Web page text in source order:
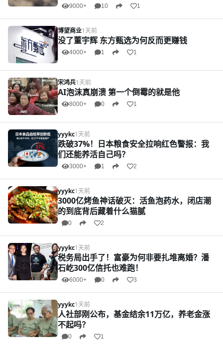
9000+ 10 1
博望商业1天前
没了董宇辉 东方甄选为何反而更赚钱
4000+ 1 1
宋鸿兵1天前
AI泡沫真崩溃 第一个倒霉的就是他
8000+ 0 1
yyykc1天前
跌破37%！日本粮食安全拉响红色警报：我
们还能养活自己吗？
3000+ 1 2
yyykc1天前
3000亿烤鱼神话破灭：活鱼泡药水，闭店潮
的到底背后藏着什么猫腻
0 2
yyykc1天前
税务局出手了！富豪为何非要扎堆离婚？潘
石屹300亿信托也难跑！
6000+ 0 3
yyykc1天前
人社部刚公布，基金结余11万亿，养老金涨
不起吗？
0 1